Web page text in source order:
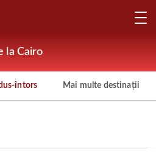
la Cairo
întors Mai multe destinații